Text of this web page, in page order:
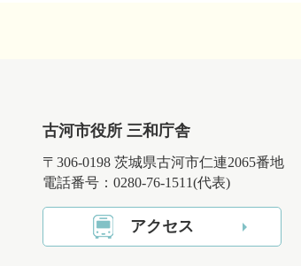
古河市役所 三和庁舎
〒306-0198 茨城県古河市仁連2065番地
電話番号：0280-76-1511(代表)
アクセス